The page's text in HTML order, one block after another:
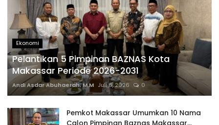
Ekonomi
Pelantikan 5 Pimpinan BAZNAS Kota
Makassar Periode 2026-2031
Andi Asdar Abuhaerah, M.M Juli 6, 2026 0
Pemkot Makassar Umumkan 10 Nama
Calon Pimpinan Baznas Makassar...